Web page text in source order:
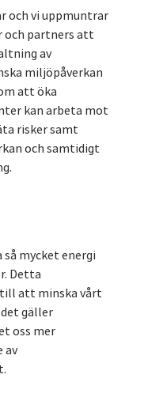
och vi uppmuntrar
och partners att
av
miljöpåverkan
att öka
kan arbeta mot
risker samt
och samtidigt
mycket energi
Detta
att minska vårt
gäller
oss mer
av